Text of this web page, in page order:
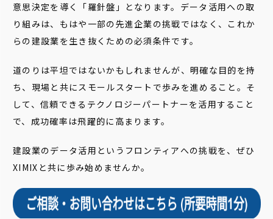
意思決定を導く「羅針盤」となります。データ活用への取
り組みは、もはや一部の先進企業の挑戦ではなく、これか
らの建設業を生き抜くための必須条件です。
道のりは平坦ではないかもしれませんが、明確な目的を持
ち、現場と共にスモールスタートで歩みを進めること。そ
して、信頼できるテクノロジーパートナーを活用すること
で、成功確率は飛躍的に高まります。
建設業のデータ活用というフロンティアへの挑戦を、ぜひ
XIMIXと共に歩み始めませんか。